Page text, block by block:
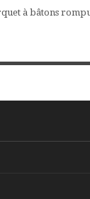
à bâtons